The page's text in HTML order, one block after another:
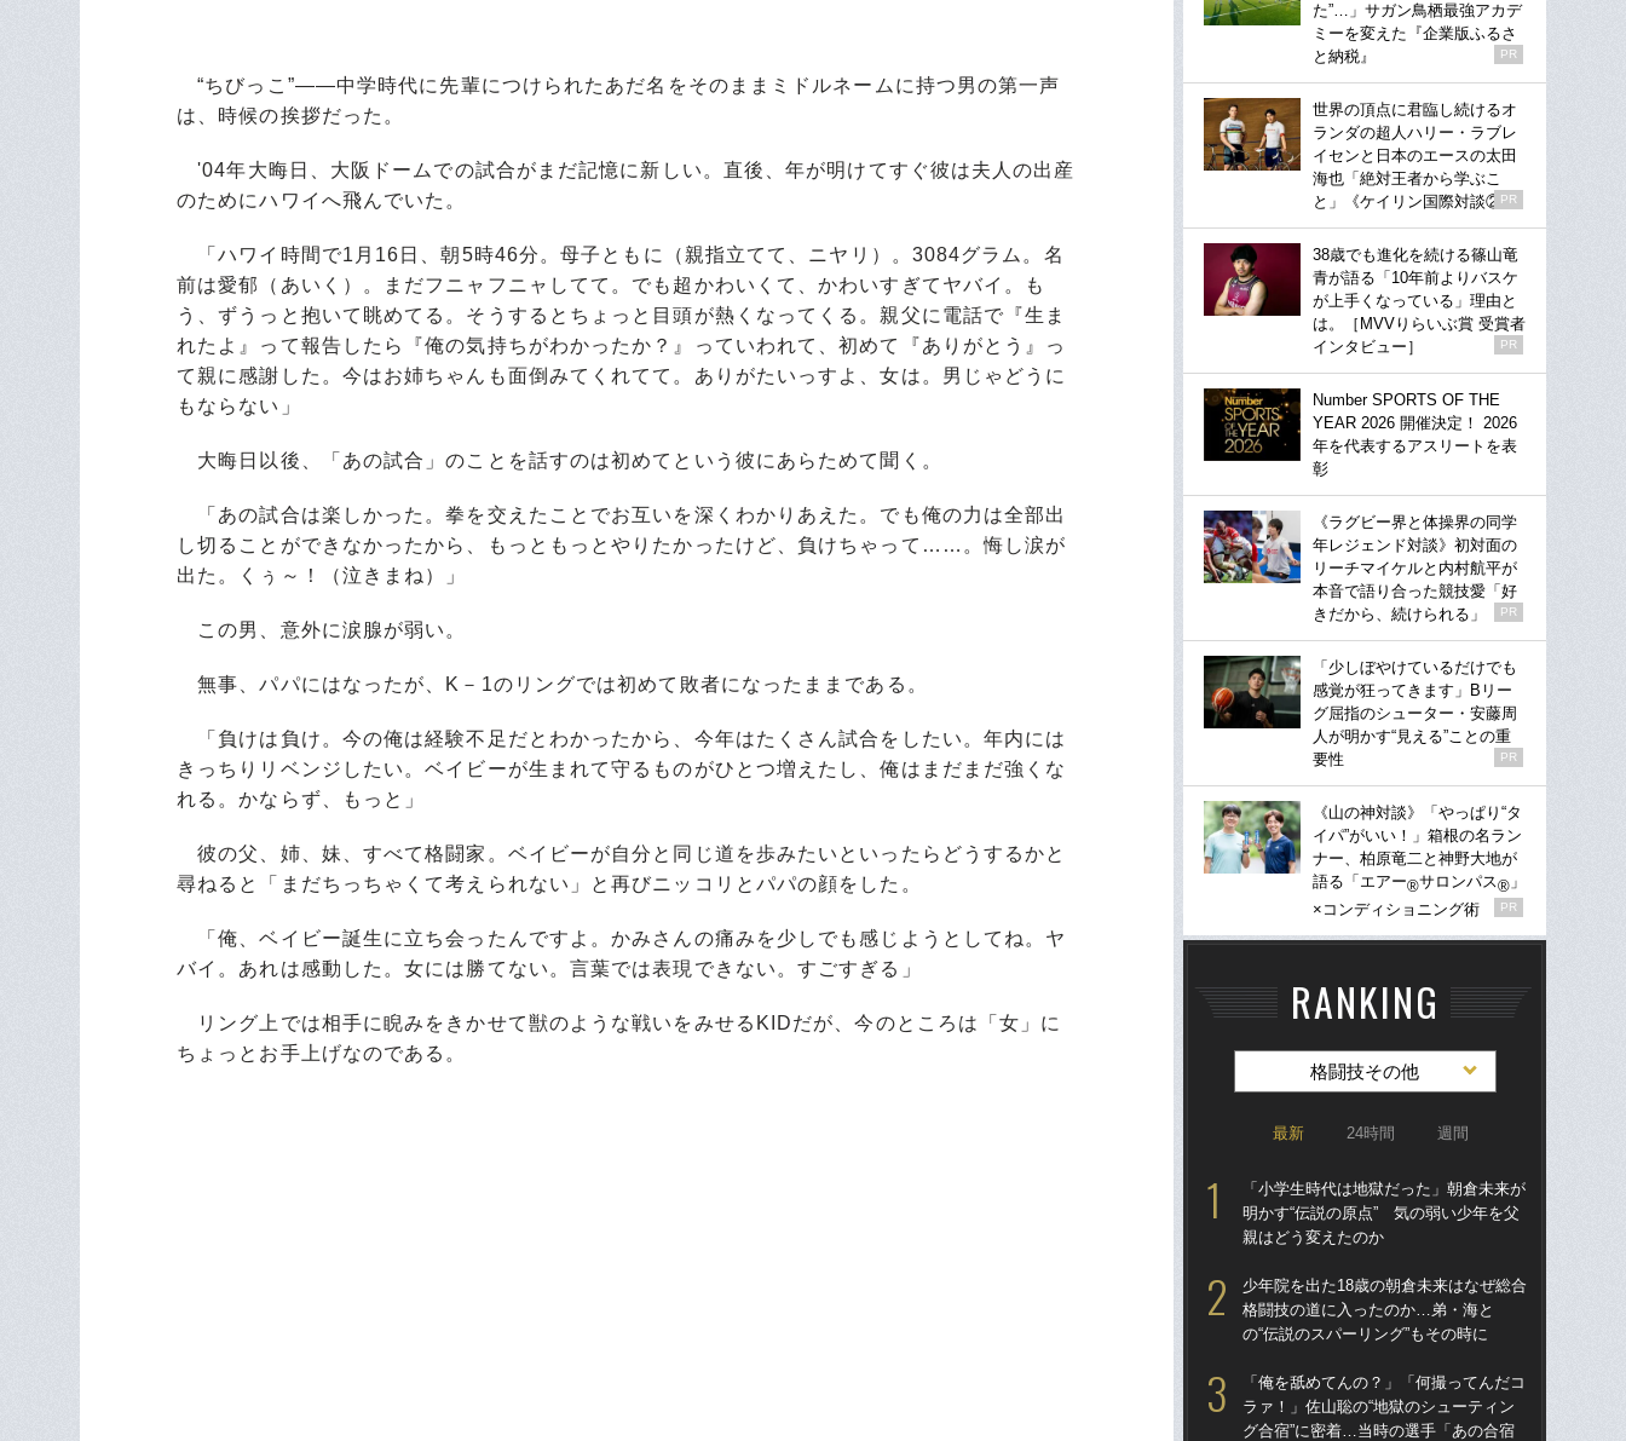
“ちびっこ”――中学時代に先輩につけられたあだ名をそのままミドルネームに持つ男の第一声
は、時候の挨拶だった。
'04年大晦日、大阪ドームでの試合がまだ記憶に新しい。直後、年が明けてすぐ彼は夫人の出産
のためにハワイへ飛んでいた。
「ハワイ時間で1月16日、朝5時46分。母子ともに（親指立てて、ニヤリ）。3084グラム。名
前は愛郁（あいく）。まだフニャフニャしてて。でも超かわいくて、かわいすぎてヤバイ。も
う、ずうっと抱いて眺めてる。そうするとちょっと目頭が熱くなってくる。親父に電話で『生ま
れたよ』って報告したら『俺の気持ちがわかったか？』っていわれて、初めて『ありがとう』っ
て親に感謝した。今はお姉ちゃんも面倒みてくれてて。ありがたいっすよ、女は。男じゃどうに
もならない」
大晦日以後、「あの試合」のことを話すのは初めてという彼にあらためて聞く。
「あの試合は楽しかった。拳を交えたことでお互いを深くわかりあえた。でも俺の力は全部出
し切ることができなかったから、もっともっとやりたかったけど、負けちゃって……。悔し涙が
出た。くぅ～！（泣きまね）」
この男、意外に涙腺が弱い。
無事、パパにはなったが、K－1のリングでは初めて敗者になったままである。
「負けは負け。今の俺は経験不足だとわかったから、今年はたくさん試合をしたい。年内には
きっちりリベンジしたい。ベイビーが生まれて守るものがひとつ増えたし、俺はまだまだ強くな
れる。かならず、もっと」
彼の父、姉、妹、すべて格闘家。ベイビーが自分と同じ道を歩みたいといったらどうするかと
尋ねると「まだちっちゃくて考えられない」と再びニッコリとパパの顔をした。
「俺、ベイビー誕生に立ち会ったんですよ。かみさんの痛みを少しでも感じようとしてね。ヤ
バイ。あれは感動した。女には勝てない。言葉では表現できない。すごすぎる」
リング上では相手に睨みをきかせて獣のような戦いをみせるKIDだが、今のところは「女」に
ちょっとお手上げなのである。
た”…」サガン鳥栖最強アカデ
ミーを変えた『企業版ふるさ
と納税』
PR
世界の頂点に君臨し続けるオ
ランダの超人ハリー・ラブレ
イセンと日本のエースの太田
海也「絶対王者から学ぶこ
と」《ケイリン国際対談②》
PR
38歳でも進化を続ける篠山竜
青が語る「10年前よりバスケ
が上手くなっている」理由と
は。［MVVりらいぶ賞 受賞者
インタビュー］
PR
Number SPORTS OF THE
YEAR 2026 開催決定！ 2026
年を代表するアスリートを表
彰
《ラグビー界と体操界の同学
年レジェンド対談》初対面の
リーチマイケルと内村航平が
本音で語り合った競技愛「好
きだから、続けられる」
PR
「少しぼやけているだけでも
感覚が狂ってきます」Bリー
グ屈指のシューター・安藤周
人が明かす“見える”ことの重
要性
PR
《山の神対談》「やっぱり“タ
イパ”がいい！」箱根の名ラン
ナー、柏原竜二と神野大地が
語る「エアー®サロンパス® 」
×コンディショニング術
PR
RANKING
格闘技その他
最新 24時間 週間
「小学生時代は地獄だった」朝倉未来が
明かす“伝説の原点” 気の弱い少年を父
親はどう変えたのか
少年院を出た18歳の朝倉未来はなぜ総合
格闘技の道に入ったのか…弟・海と
の“伝説のスパーリング”もその時に
「俺を舐めてんの？」「何撮ってんだコ
ラァ！」佐山聡の“地獄のシューティン
グ合宿”に密着…当時の選手「あの合宿